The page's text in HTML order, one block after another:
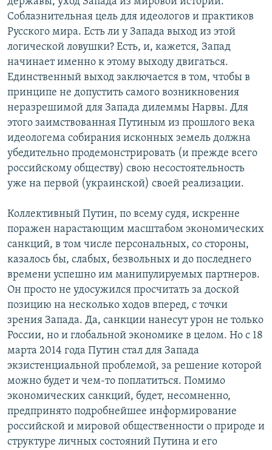
Соблазнительная цель для идеологов и практиков
Русского мира. Eсть ли у Запада выход из этой
логической ловушки? Есть, и, кажется, Запад
начинает именно к этому выходу двигаться.
Единственный выход заключается в том, чтобы в
принципе не допустить самого возникновения
неразрешимой для Запада дилеммы Нарвы. Для
этого заимствованная Путиным из прошлого века
идеологема собирания исконных земель должна
убедительно продемонстрировать (и прежде всего
российскому обществу) свою несостоятельность
уже на первой (украинской) своей реализации.
Коллективный Путин, по всему судя, искренне
поражен нарастающим масштабом экономических
санкций, в том числе персональных, со стороны,
казалось бы, слабых, безвольных и до последнего
времени успешно им манипулируемых партнеров.
Он просто не удосужился просчитать за доской
позицию на несколько ходов вперед, с точки
зрения Запада. Да, санкции нанесут урон не только
России, но и глобальной экономике в целом. Но с 18
марта 2014 года Путин стал для Запада
экзистенциальной проблемой, за решение которой
можно будет и чем-то поплатиться. Помимо
экономических санкций, будет, несомненно,
предпринято подробнейшее информирование
российской и мировой общественности о природе и
структуре личных состояний Путина и его